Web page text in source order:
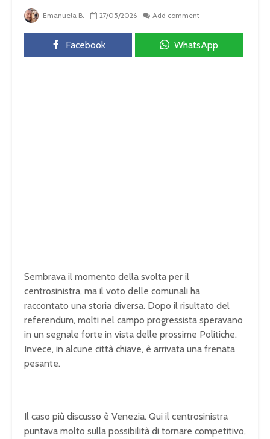
Emanuela B. 27/05/2026 Add comment
Facebook WhatsApp
Sembrava il momento della svolta per il
centrosinistra, ma il voto delle comunali ha
raccontato una storia diversa. Dopo il risultato del
referendum, molti nel campo progressista speravano
in un segnale forte in vista delle prossime Politiche.
Invece, in alcune città chiave, è arrivata una frenata
pesante.
Il caso più discusso è Venezia. Qui il centrosinistra
puntava molto sulla possibilità di tornare competitivo,